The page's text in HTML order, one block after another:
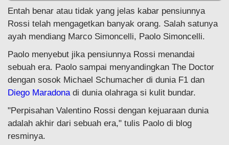
Entah benar atau tidak yang jelas kabar pensiunnya
Rossi telah mengagetkan banyak orang. Salah satunya
ayah mendiang Marco Simoncelli, Paolo Simoncelli.
Paolo menyebut jika pensiunnya Rossi menandai
sebuah era. Paolo sampai menyandingkan The Doctor
dengan sosok Michael Schumacher di dunia F1 dan
Diego Maradona di dunia olahraga si kulit bundar.
"Perpisahan Valentino Rossi dengan kejuaraan dunia
adalah akhir dari sebuah era," tulis Paolo di blog
resminya.